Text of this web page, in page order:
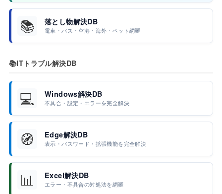
📚 落とし物解決DB
電車・バス・空港・海外・ペット網羅
📚ITトラブル解決DB
💻 Windows解決DB
不具合・設定・エラーを完全解決
🧭 Edge解決DB
表示・パスワード・拡張機能を完全解決
📊 Excel解決DB
エラー・不具合の対処法を網羅